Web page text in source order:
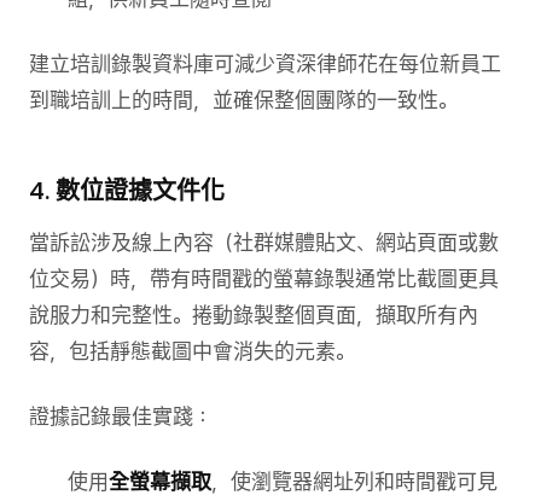
建立培訓錄製資料庫可減少資深律師花在每位新員工
到職培訓上的時間，並確保整個團隊的一致性。
4. 數位證據文件化
當訴訟涉及線上內容（社群媒體貼文、網站頁面或數
位交易）時，帶有時間戳的螢幕錄製通常比截圖更具
說服力和完整性。捲動錄製整個頁面，擷取所有內
容，包括靜態截圖中會消失的元素。
證據記錄最佳實踐：
使用全螢幕擷取，使瀏覽器網址列和時間戳可見